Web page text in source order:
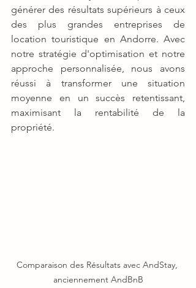
générer des résultats supérieurs à ceux
des plus grandes entreprises de
location touristique en Andorre. Avec
notre stratégie d'optimisation et notre
approche personnalisée, nous avons
réussi à transformer une situation
moyenne en un succès retentissant,
maximisant la rentabilité de la
propriété.
Comparaison des Résultats avec AndStay,
anciennement AndBnB